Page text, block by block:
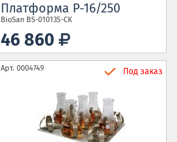
Платформа P-16/250
BioSan BS-010135-CK
46 860
Арт. 0004749 Под заказ